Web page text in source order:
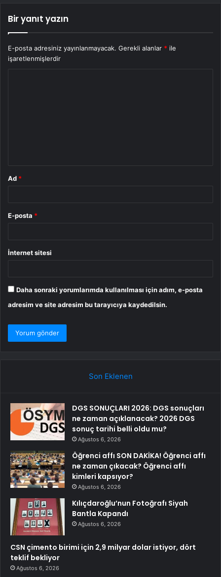
Bir yanıt yazın
E-posta adresiniz yayınlanmayacak. Gerekli alanlar * ile
işaretlenmişlerdir
Ad *
E-posta *
İnternet sitesi
Daha sonraki yorumlarımda kullanılması için adım, e-posta
adresim ve site adresim bu tarayıcıya kaydedilsin.
Son Eklenen
DGS SONUÇLARI 2026: DGS sonuçları
ne zaman açıklanacak? 2026 DGS
sonuç tarihi belli oldu mu?
Ağustos 6, 2026
Öğrenci affı SON DAKİKA! Öğrenci affı
ne zaman çıkacak? Öğrenci affı
kimleri kapsıyor?
Ağustos 6, 2026
Kılıçdaroğlu’nun Fotoğrafı Siyah
Bantla Kapandı
Ağustos 6, 2026
CSN çimento birimi için 2,9 milyar dolar istiyor, dört
teklif bekliyor
Ağustos 6, 2026